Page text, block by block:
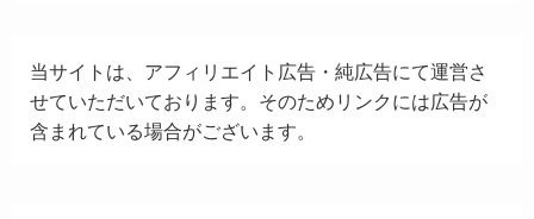
当サイトは、アフィリエイト広告・純広告にて運営さ
せていただいております。そのためリンクには広告が
含まれている場合がございます。